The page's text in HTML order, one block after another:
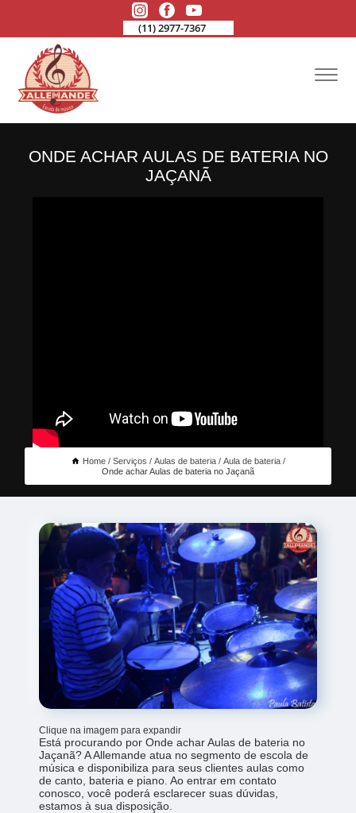
(11) 2977-7367
ONDE ACHAR AULAS DE BATERIA NO
JAÇANÃ
Home Serviços Aulas de bateria
Aula de bateria
Onde achar Aulas de bateria no Jaçanã
Clique na imagem para expandir
Está procurando por Onde achar Aulas de bateria no
Jaçanã? A Allemande atua no segmento de escola de
música e disponibiliza para seus clientes aulas como
de canto, bateria e piano. Ao entrar em contato
conosco, você poderá esclarecer suas dúvidas,
estamos à sua disposição.